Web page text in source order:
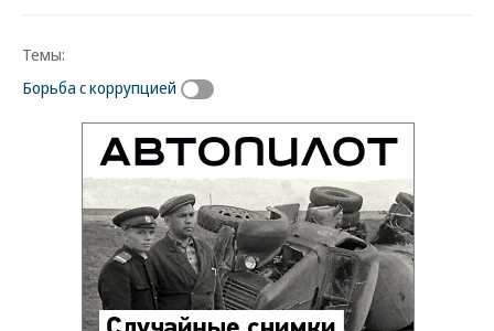
Темы:
Борьба с коррупцией